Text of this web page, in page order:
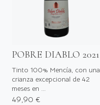
POBRE DIABLO 2021
Tinto 100% Mencía, con una
crianza excepcional de 42
meses en ...
49,90 €